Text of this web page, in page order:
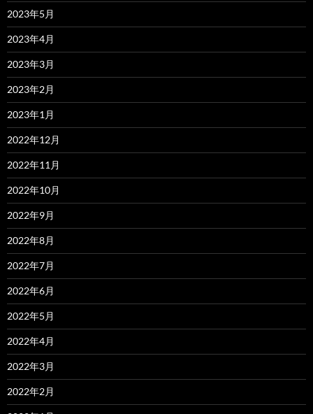
2023年5月
2023年4月
2023年3月
2023年2月
2023年1月
2022年12月
2022年11月
2022年10月
2022年9月
2022年8月
2022年7月
2022年6月
2022年5月
2022年4月
2022年3月
2022年2月